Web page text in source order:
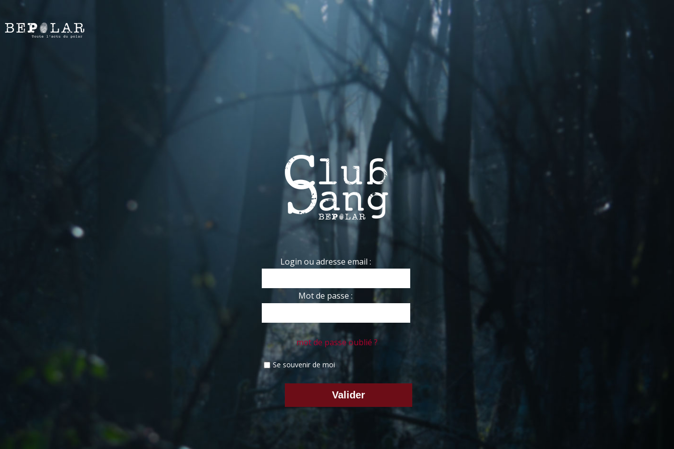
Login ou adresse email :
Mot de passe :
mot de passe oublié ?
Se souvenir de moi